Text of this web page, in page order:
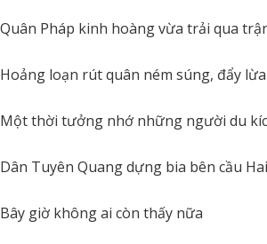
Quân Pháp kinh hoàng vừa trải qua
Hoảng loạn rút quân ném súng, đẩy
Một thời tưởng nhớ những người du
Dân Tuyên Quang dựng bia bên cầu
Bây giờ không ai còn thấy nữa